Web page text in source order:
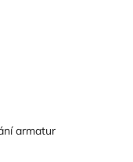
armatur